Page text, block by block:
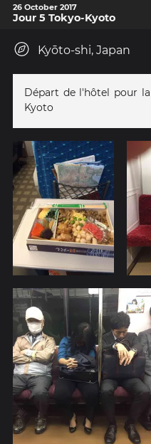
26 October 2017
Jour 5 Tokyo-Kyoto
Kyōto-shi, Japan
Départ de l'hôtel pour
Kyoto